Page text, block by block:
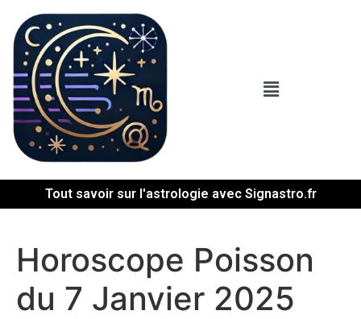
Tout savoir sur l'astrologie avec Signastro.fr
Horoscope Poisson
du 7 Janvier 2025